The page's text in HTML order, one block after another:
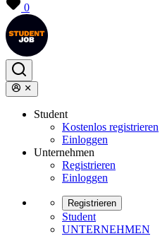
0
Student
Kostenlos registrieren
Einloggen
Unternehmen
Registrieren
Einloggen
Registrieren
Student
UNTERNEHMEN